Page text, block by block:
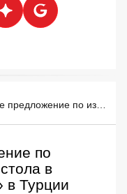
по
в
в Турции